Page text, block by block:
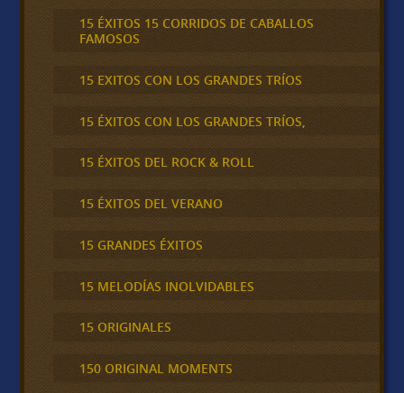
15 ÉXITOS 15 CORRIDOS DE CABALLOS
FAMOSOS
15 EXITOS CON LOS GRANDES TRÍOS
15 ÉXITOS CON LOS GRANDES TRÍOS,
15 ÉXITOS DEL ROCK & ROLL
15 ÉXITOS DEL VERANO
15 GRANDES ÉXITOS
15 MELODÍAS INOLVIDABLES
15 ORIGINALES
150 ORIGINAL MOMENTS